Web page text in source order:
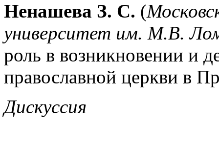
Ненашева З. С. (
университет им. М.В.
роль в возникновении и
православной церкви в
Дискуссия